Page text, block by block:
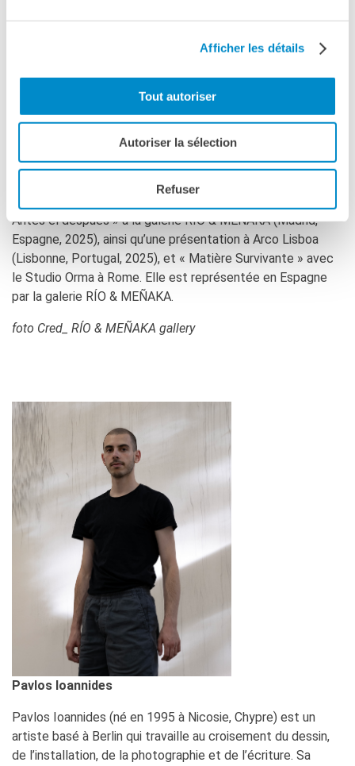
Afficher les détails
Tout autoriser
Autoriser la sélection
Refuser
Elle a étudié à l’EHESS à Paris, où elle a obtenu un master
Allemagne, en Espagne et en Italie. Elle a été membre du
collectif berlinois Her Studio et a été en résidence au
Centquatre-Paris en 2022 et 2023. Parmi ses récentes
expositions personnelles : « (Ordinary) Metamorphoses » au
Centre d’Art Contemporain Tignous (Montreuil, France,
Antes el después » à la galerie RÍO & MEÑAKA (Madrid,
Espagne, 2025), ainsi qu’une présentation à Arco Lisboa
(Lisbonne, Portugal, 2025), et « Matière Survivante » avec
le Studio Orma à Rome. Elle est représentée en Espagne
par la galerie RÍO & MEÑAKA.
foto Cred_ RÍO & MEÑAKA gallery
Pavlos Ioannides
Pavlos Ioannides (né en 1995 à Nicosie, Chypre) est un
artiste basé à Berlin qui travaille au croisement du dessin,
de l’installation, de la photographie et de l’écriture. Sa